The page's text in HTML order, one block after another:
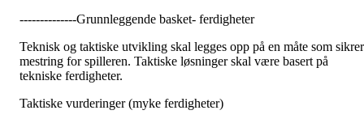
--------------Grunnleggende basket- ferdigheter
Teknisk og taktiske utvikling skal legges opp på en måte som sikrer
mestring for spilleren. Taktiske løsninger skal være basert på
tekniske ferdigheter.
Taktiske vurderinger (myke ferdigheter)